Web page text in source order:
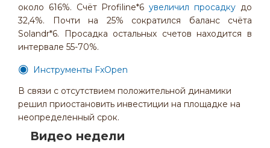
около 616%. Счёт Profiline*6увеличил просадку до
32,4%. Почти на 25% сократился баланс счёта
Solandr*6. Просадка остальных счетов находится в
интервале 55-70%.
Инструменты FxOpen
В связи с отсутствием положительной динамики
решил приостановить инвестиции на площадке на
неопределенный срок.
Видео недели